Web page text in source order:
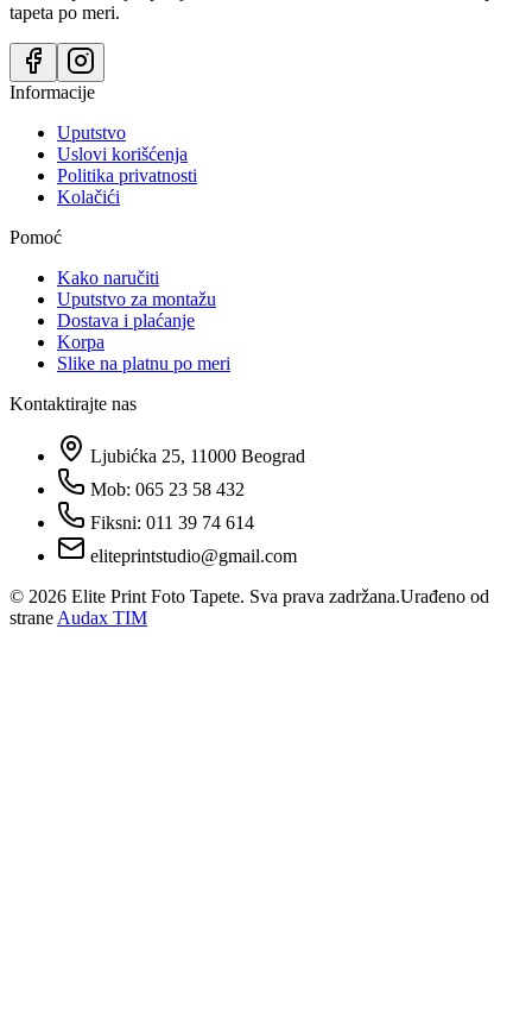
tapeta po meri.
Informacije
Uputstvo
Uslovi korišćenja
Politika privatnosti
Kolačići
Pomoć
Kako naručiti
Uputstvo za montažu
Dostava i plaćanje
Korpa
Slike na platnu po meri
Kontaktirajte nas
Ljubićka 25, 11000 Beograd
Mob: 065 23 58 432
Fiksni: 011 39 74 614
eliteprintstudio@gmail.com
© 2026 Elite Print Foto Tapete. Sva prava zadržana.Urađeno od
strane Audax TIM